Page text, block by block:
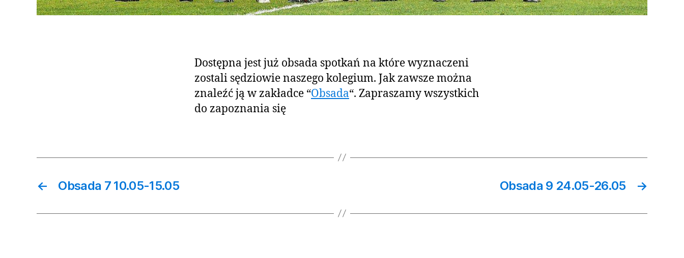
Dostępna jest już obsada spotkań na które wyznaczeni
zostali sędziowie naszego kolegium. Jak zawsze można
znaleźć ją w zakładce “Obsada“. Zapraszamy wszystkich
do zapoznania się
← Obsada 7 10.05-15.05 →
Obsada 9 24.05-26.05